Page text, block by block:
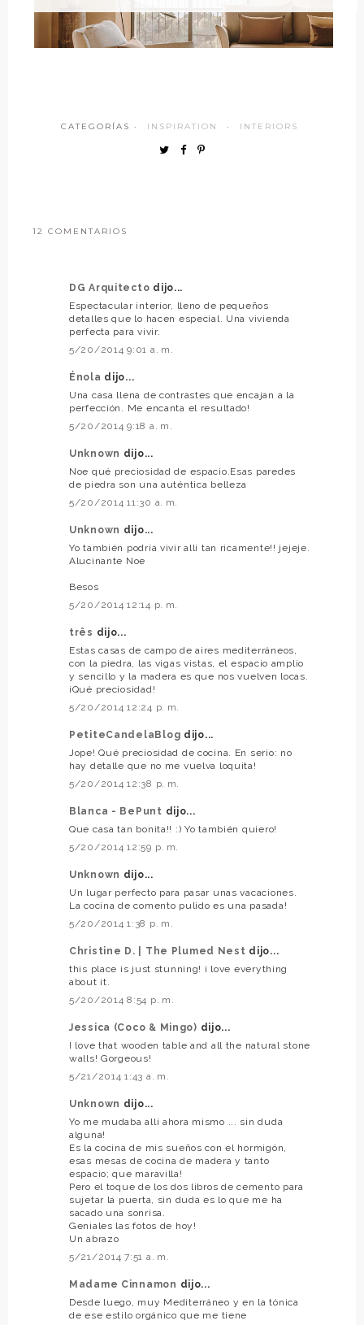
CATEGORÍAS · INSPIRATION · INTERIORS
12 COMENTARIOS
DG Arquitecto dijo...
Espectacular interior, lleno de pequeños
detalles que lo hacen especial. Una vivienda
perfecta para vivir.
5/20/2014 9:01 a. m.
Énola dijo...
Una casa llena de contrastes que encajan a la
perfección. Me encanta el resultado!
5/20/2014 9:18 a. m.
Unknown dijo...
Noe qué preciosidad de espacio.Esas paredes
de piedra son una auténtica belleza
5/20/2014 11:30 a. m.
Unknown dijo...
Yo también podría vivir allí tan ricamente!! jejeje.
Alucinante Noe
Besos
5/20/2014 12:14 p. m.
três dijo...
Estas casas de campo de aires mediterráneos,
con la piedra, las vigas vistas, el espacio amplio
y sencillo y la madera es que nos vuelven locas.
¡Qué preciosidad!
5/20/2014 12:24 p. m.
PetiteCandelaBlog dijo...
Jope! Qué preciosidad de cocina. En serio: no
hay detalle que no me vuelva loquita!
5/20/2014 12:38 p. m.
Blanca - BePunt dijo...
Que casa tan bonita!! :) Yo también quiero!
5/20/2014 12:59 p. m.
Unknown dijo...
Un lugar perfecto para pasar unas vacaciones.
La cocina de comento pulido es una pasada!
5/20/2014 1:38 p. m.
Christine D. | The Plumed Nest dijo...
this place is just stunning! i love everything
about it.
5/20/2014 8:54 p. m.
Jessica (Coco & Mingo) dijo...
I love that wooden table and all the natural stone
walls! Gorgeous!
5/21/2014 1:43 a. m.
Unknown dijo...
Yo me mudaba allí ahora mismo ... sin duda
alguna!
Es la cocina de mis sueños con el hormigón,
esas mesas de cocina de madera y tanto
espacio; que maravilla!
Pero el toque de los dos libros de cemento para
sujetar la puerta, sin duda es lo que me ha
sacado una sonrisa.
Geniales las fotos de hoy!
Un abrazo
5/21/2014 7:51 a. m.
Madame Cinnamon dijo...
Desde luego, muy Mediterráneo y en la tónica
de ese estilo orgánico que me tiene